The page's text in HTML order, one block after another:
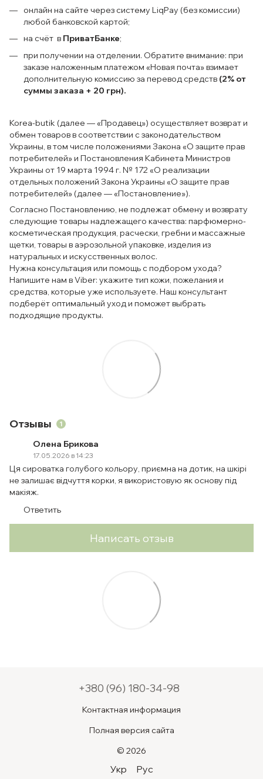
онлайн на сайте через систему LiqPay (без комиссии)
любой банковской картой;
на счёт в ПриватБанке;
при получении на отделении. Обратите внимание: при
заказе наложенным платежом «Новая почта» взимает
дополнительную комиссию за перевод средств (2% от
суммы заказа + 20 грн).
Korea-butik (далее — «Продавец») осуществляет возврат и
обмен товаров в соответствии с законодательством
Украины, в том числе положениями Закона «О защите прав
потребителей» и Постановления Кабинета Министров
Украины от 19 марта 1994 г. № 172 «О реализации
отдельных положений Закона Украины «О защите прав
потребителей» (далее — «Постановление»).
Согласно Постановлению, не подлежат обмену и возврату
следующие товары надлежащего качества: парфюмерно-
косметическая продукция, расчески, гребни и массажные
щетки, товары в аэрозольной упаковке, изделия из
натуральных и искусственных волос.
Нужна консультация или помощь с подбором ухода?
Напишите нам в Viber: укажите тип кожи, пожелания и
средства, которые уже используете. Наш консультант
подберёт оптимальный уход и поможет выбрать
подходящие продукты.
Отзывы 1
Олена Брикова
17.05.2026 в 14:23
Ця сироватка голубого кольору, приємна на дотик, на шкірі
не залишає відчуття корки, я використовую як основу під
макіяж.
Ответить
Написать отзыв
+380 (96) 180-34-98
Контактная информация
Полная версия сайта
© 2026
Укр Рус